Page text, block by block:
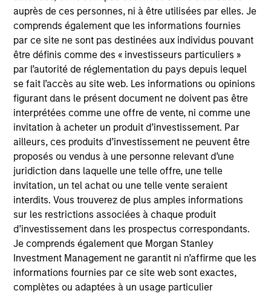
auprès de ces personnes, ni à être utilisées par elles. Je
comprends également que les informations fournies
par ce site ne sont pas destinées aux individus pouvant
être définis comme des « investisseurs particuliers »
par l’autorité de réglementation du pays depuis lequel
se fait l’accès au site web. Les informations ou opinions
figurant dans le présent document ne doivent pas être
interprétées comme une offre de vente, ni comme une
invitation à acheter un produit d’investissement. Par
ailleurs, ces produits d’investissement ne peuvent être
proposés ou vendus à une personne relevant d’une
juridiction dans laquelle une telle offre, une telle
invitation, un tel achat ou une telle vente seraient
interdits. Vous trouverez de plus amples informations
sur les restrictions associées à chaque produit
d’investissement dans les prospectus correspondants.
Je comprends également que Morgan Stanley
Investment Management ne garantit ni n’affirme que les
informations fournies par ce site web sont exactes,
complètes ou adaptées à un usage particulier
biological mechanical treatment, anaerobic
digestion, composting, and energy recovery
facilities. The municipal waste services division
includes waste collection and street cleaning,
maintenance of green areas, and mobility service
management.
View Site
Investment Team
Morgan Stanley Infrastructure Partners
As of August 21, 2025. The above is provided for
informational and educational purposes only. There is no
guarantee that the investment mentioned resulted in
positive performance (for realized holdings), or will perform
well in the future (for current holdings). The trademarks and